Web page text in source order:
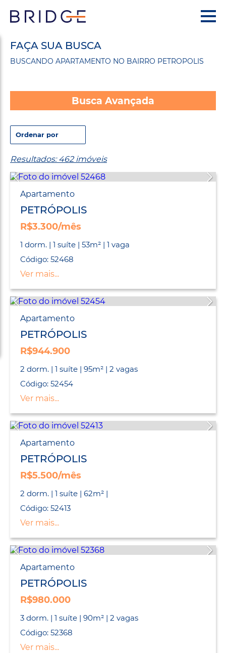
FAÇA SUA BUSCA
BUSCANDO APARTAMENTO NO BAIRRO PETROPOLIS
Busca Avançada
Resultados: 462 imóveis
Apartamento
PETRÓPOLIS
R$3.300/mês
1 dorm. | 1 suíte | 53m² | 1 vaga
Código: 52468
Ver mais...
Apartamento
PETRÓPOLIS
R$944.900
2 dorm. | 1 suíte | 95m² | 2 vagas
Código: 52454
Ver mais...
Apartamento
PETRÓPOLIS
R$5.500/mês
2 dorm. | 1 suíte | 62m² |
Código: 52413
Ver mais...
Apartamento
PETRÓPOLIS
R$980.000
3 dorm. | 1 suíte | 90m² | 2 vagas
Código: 52368
Ver mais...